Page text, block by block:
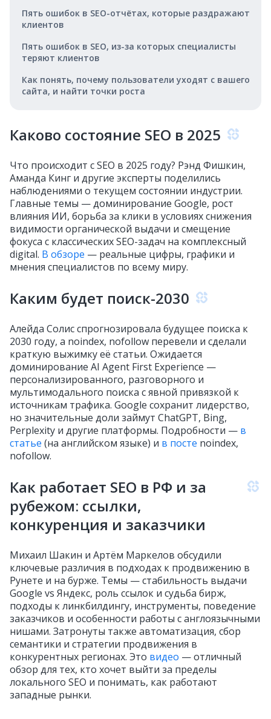
Пять ошибок в SEO-отчётах, которые раздражают
клиентов
Пять ошибок в SEO, из-за которых специалисты
теряют клиентов
Как понять, почему пользователи уходят с вашего
сайта, и найти точки роста
Каково состояние SEO в 2025
Что происходит с SEO в 2025 году? Рэнд Фишкин,
Аманда Кинг и другие эксперты поделились
наблюдениями о текущем состоянии индустрии.
Главные темы — доминирование Google, рост
влияния ИИ, борьба за клики в условиях снижения
видимости органической выдачи и смещение
фокуса с классических SEO-задач на комплексный
digital. В обзоре — реальные цифры, графики и
мнения специалистов по всему миру.
Каким будет поиск-2030
Алейда Солис спрогнозировала будущее поиска к
2030 году, а noindex, nofollow перевели и сделали
краткую выжимку её статьи. Ожидается
доминирование AI Agent First Experience —
персонализированного, разговорного и
мультимодального поиска с явной привязкой к
источникам трафика. Google сохранит лидерство,
но значительные доли займут ChatGPT, Bing,
Perplexity и другие платформы. Подробности — в
статье (на английском языке) и в посте noindex,
nofollow.
Как работает SEO в РФ и за
рубежом: ссылки,
конкуренция и заказчики
Михаил Шакин и Артём Маркелов обсудили
ключевые различия в подходах к продвижению в
Рунете и на бурже. Темы — стабильность выдачи
Google vs Яндекс, роль ссылок и судьба бирж,
подходы к линкбилдингу, инструменты, поведение
заказчиков и особенности работы с англоязычными
нишами. Затронуты также автоматизация, сбор
семантики и стратегии продвижения в
конкурентных регионах. Это видео — отличный
обзор для тех, кто хочет выйти за пределы
локального SEO и понимать, как работают
западные рынки.